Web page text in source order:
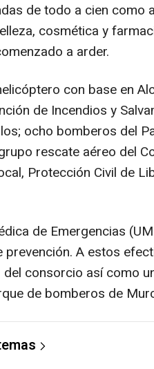
de todo a cien como
cosmética y
a arder.
con base en
de Incendios y
ocho bomberos del
rescate aéreo del
Protección Civil de
de Emergencias
A estos
consorcio así como
de bomberos de